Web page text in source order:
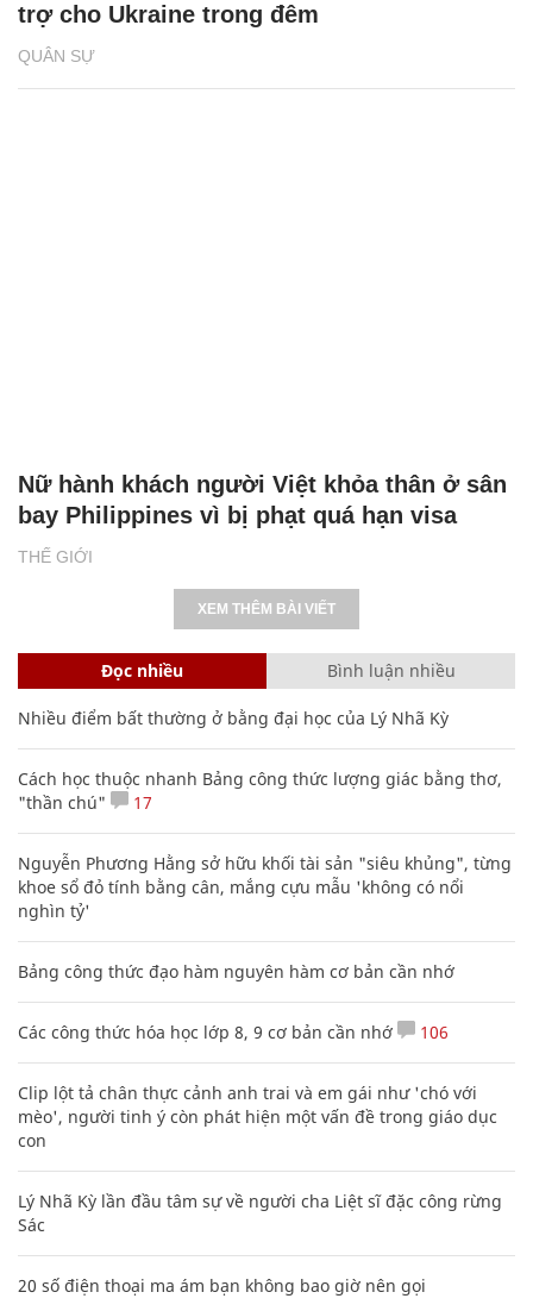
QUÂN SỰ
trợ cho Ukraine trong đêm
THẾ GIỚI
Nữ hành khách người Việt khỏa thân ở sân
bay Philippines vì bị phạt quá hạn visa
XEM THÊM BÀI VIẾT
Đọc nhiều Bình luận nhiều
Nhiều điểm bất thường ở bằng đại học của Lý Nhã Kỳ
Cách học thuộc nhanh Bảng công thức lượng giác bằng thơ,
"thần chú"
17
Nguyễn Phương Hằng sở hữu khối tài sản "siêu khủng", từng
khoe sổ đỏ tính bằng cân, mắng cựu mẫu 'không có nổi
nghìn tỷ'
Bảng công thức đạo hàm nguyên hàm cơ bản cần nhớ
Các công thức hóa học lớp 8, 9 cơ bản cần nhớ 106
Clip lột tả chân thực cảnh anh trai và em gái như 'chó với
mèo', người tinh ý còn phát hiện một vấn đề trong giáo dục
con
Lý Nhã Kỳ lần đầu tâm sự về người cha Liệt sĩ đặc công rừng
Sác
20 số điện thoại ma ám bạn không bao giờ nên gọi